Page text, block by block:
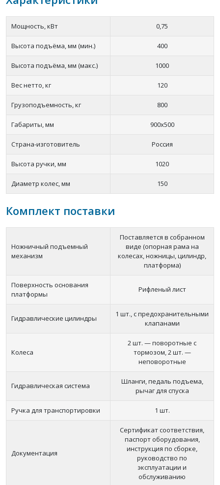
Мощность, кВт 0,75
Высота подъёма, мм (мин.) 400
Высота подъёма, мм (макс.) 1000
Вес нетто, кг 120
Грузоподъемность, кг 800
Габариты, мм 900х500
Страна-изготовитель Россия
Высота ручки, мм 1020
Диаметр колес, мм 150
Комплект поставки
Ножничный подъемный
механизм
Поставляется в собранном
виде (опорная рама на
колесах, ножницы, цилиндр,
платформа)
Поверхность основания
платформы
Рифленый лист
Гидравлические цилиндры
1 шт., с предохранительными
клапанами
Колеса
2 шт. — поворотные с
тормозом, 2 шт. —
неповоротные
Гидравлическая система
Шланги, педаль подъема,
рычаг для спуска
Ручка для транспортировки 1 шт.
Документация
Сертификат соответствия,
паспорт оборудования,
инструкция по сборке,
руководство по
эксплуатации и
обслуживанию